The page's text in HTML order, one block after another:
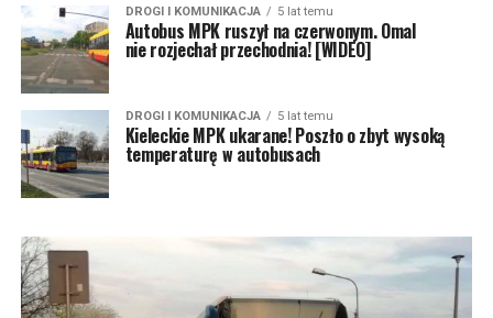
DROGI I KOMUNIKACJA 5 lat temu
Autobus MPK ruszył na czerwonym. Omal
nie rozjechał przechodnia! [WIDEO]
DROGI I KOMUNIKACJA 5 lat temu
Kieleckie MPK ukarane! Poszło o zbyt wysoką
temperaturę w autobusach